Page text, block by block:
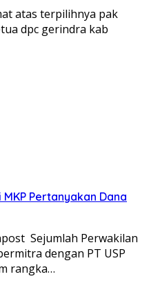
atas terpilihnya pak
dpc gerindra kab
Pertanyakan Dana
Sejumlah Perwakilan
dengan PT USP
rangka…